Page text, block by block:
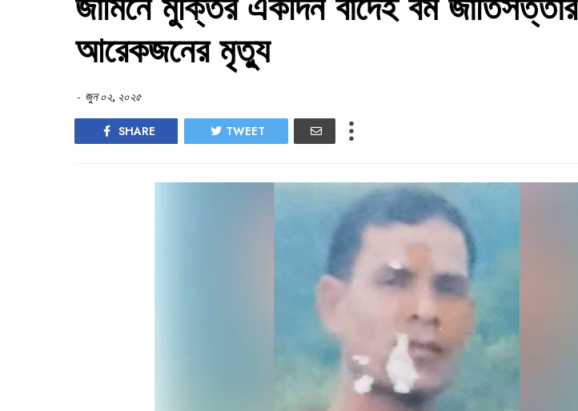
আরেকজনের মৃত্যু
- জুন ০২, ২০২৫
SHARE TWEET